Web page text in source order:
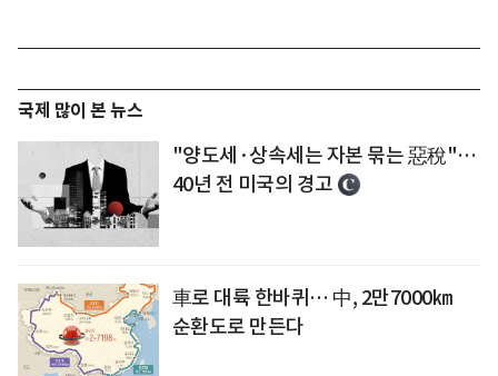
국제 많이 본 뉴스
"양도세·상속세는 자본 묶는 惡稅"…
40년 전 미국의 경고
車로 대륙 한바퀴… 中, 2만7000㎞
순환도로 만든다